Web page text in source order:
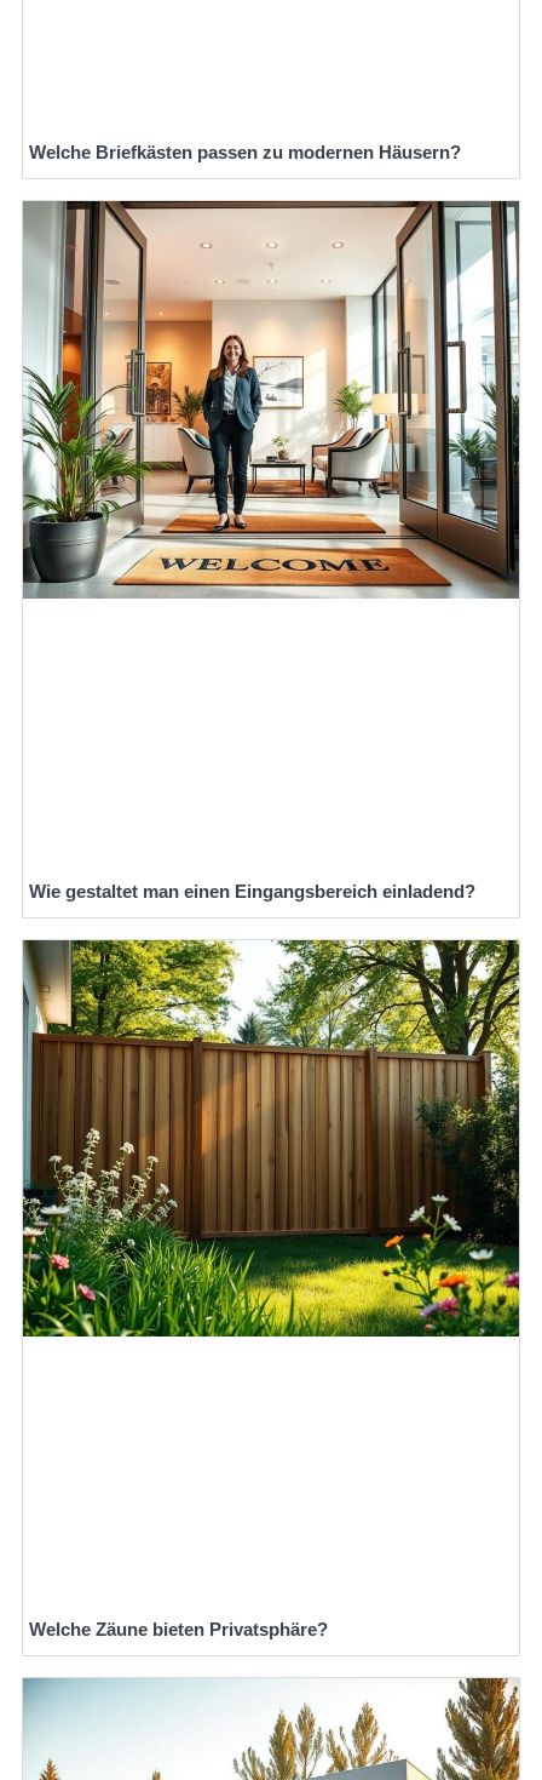
Welche Briefkästen passen zu modernen Häusern?
Wie gestaltet man einen Eingangsbereich einladend?
Welche Zäune bieten Privatsphäre?